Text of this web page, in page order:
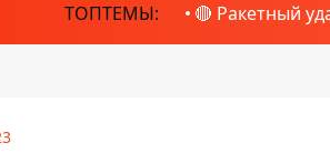
ТОПТЕМЫ: 🔴 Ракетный